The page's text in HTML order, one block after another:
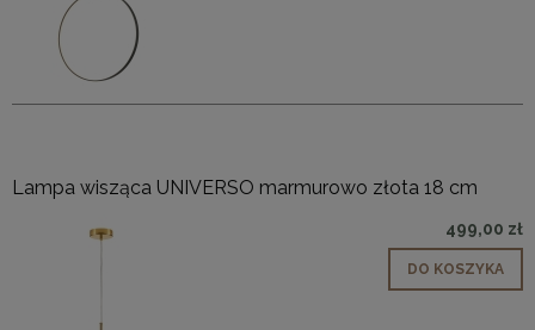
Lampa wisząca UNIVERSO marmurowo złota 18 cm
499,00 zł
DO KOSZYKA